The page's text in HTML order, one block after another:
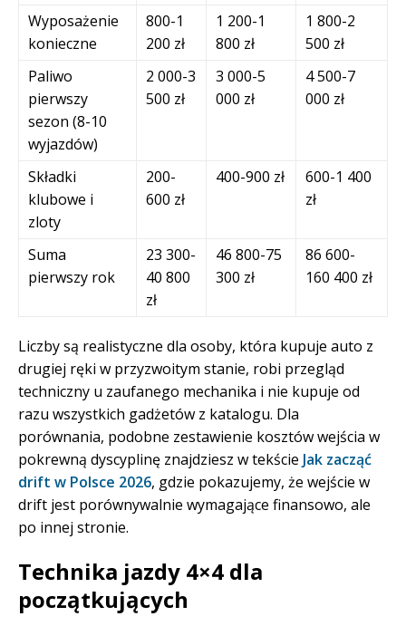
Wyposażenie
konieczne
800-1
200 zł
1 200-1
800 zł
1 800-2
500 zł
Paliwo
pierwszy
sezon (8-10
wyjazdów)
2 000-3
500 zł
3 000-5
000 zł
4 500-7
000 zł
Składki
klubowe i
zloty
200-
600 zł
400-900 zł
600-1 400
zł
Suma
pierwszy rok
23 300-
40 800
zł
46 800-75
300 zł
86 600-
160 400 zł
Liczby są realistyczne dla osoby, która kupuje auto z
drugiej ręki w przyzwoitym stanie, robi przegląd
techniczny u zaufanego mechanika i nie kupuje od
razu wszystkich gadżetów z katalogu. Dla
porównania, podobne zestawienie kosztów wejścia w
pokrewną dyscyplinę znajdziesz w tekście Jak zacząć
drift w Polsce 2026, gdzie pokazujemy, że wejście w
drift jest porównywalnie wymagające finansowo, ale
po innej stronie.
Technika jazdy 4×4 dla
początkujących